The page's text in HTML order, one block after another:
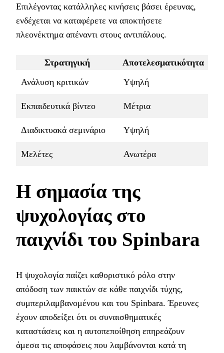
Επιλέγοντας κατάλληλες κινήσεις βάσει έρευνας,
ενδέχεται να καταφέρετε να αποκτήσετε
πλεονέκτημα απέναντι στους αντιπάλους.
Στρατηγική
Αποτελεσματικότητα
Ανάλυση κριτικών
Υψηλή
Εκπαιδευτικά βίντεο Μέτρια
Διαδικτυακά σεμινάριο Υψηλή
Μελέτες Ανωτέρα
Η σημασία της
ψυχολογίας στο
παιχνίδι του Spinbara
Η ψυχολογία παίζει καθοριστικό ρόλο στην
απόδοση των παικτών σε κάθε παιχνίδι τύχης,
συμπεριλαμβανομένου και του Spinbara. Έρευνες
έχουν αποδείξει ότι οι συναισθηματικές
καταστάσεις και η αυτοπεποίθηση επηρεάζουν
άμεσα τις αποφάσεις που λαμβάνονται κατά τη